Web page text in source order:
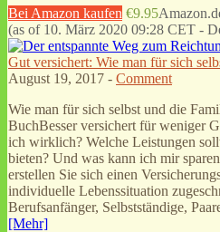
Bei Amazon kaufen €9.95
(as of 10. März 2020 09:28 CET -
Gut versichert: Wie man für sich
August 19, 2017 - Comment
Wie man für sich selbst und die
BuchBesser versichert für weniger
ich wirklich? Welche Leistungen
bieten? Und was kann ich mir
erstellen Sie sich einen
individuelle Lebenssituation
Berufsanfänger, Selbstständige,
[Mehr]